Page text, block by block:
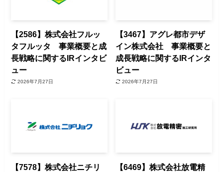
【2586】株式会社フルッ
タフルッタ 事業概要と成
長戦略に関するIRインタビ
ュー
2026年7月27日
【3467】アグレ都市デザ
イン株式会社 事業概要と
成長戦略に関するIRインタ
ビュー
2026年7月27日
【7578】株式会社ニチリ
【6469】株式会社放電精